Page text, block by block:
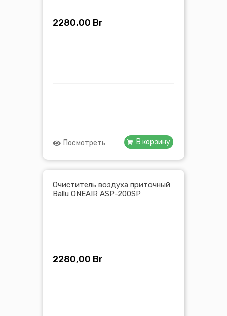
2280,00 Br
Посмотреть В корзину
Очиститель воздуха приточный
Ballu ONEAIR ASP-200SP
2280,00 Br